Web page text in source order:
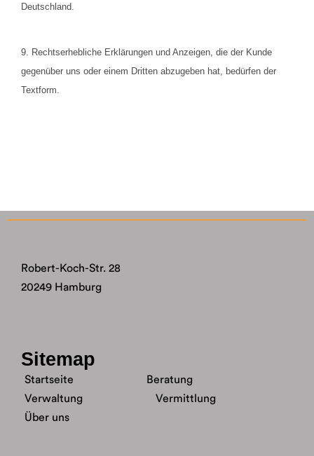
Deutschland.
9. Rechtserhebliche Erklärungen und Anzeigen, die der Kunde
gegenüber uns oder einem Dritten abzugeben hat, bedürfen der
Textform.
Robert-Koch-Str. 28
20249 Hamburg
Sitemap
Startseite
Beratung
Verwaltung
Vermittlung
Über uns